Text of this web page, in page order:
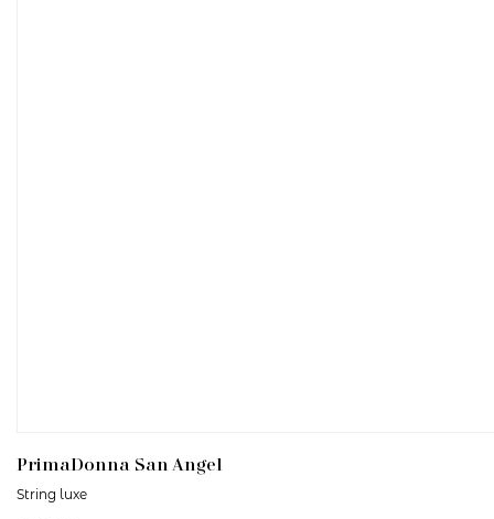
PrimaDonna San Angel
String luxe